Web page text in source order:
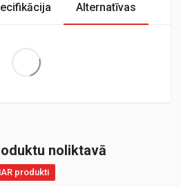
Alternatīvas
Large
noliktavā
produkti